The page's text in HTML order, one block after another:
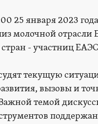
25 января 2023
молочной
стран - участниц
текущую
вызовы и
темой